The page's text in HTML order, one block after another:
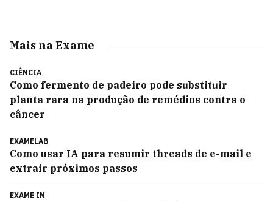
Mais na Exame
CIÊNCIA
Como fermento de padeiro pode substituir
planta rara na produção de remédios contra o
câncer
EXAMELAB
Como usar IA para resumir threads de e-mail e
extrair próximos passos
EXAME IN